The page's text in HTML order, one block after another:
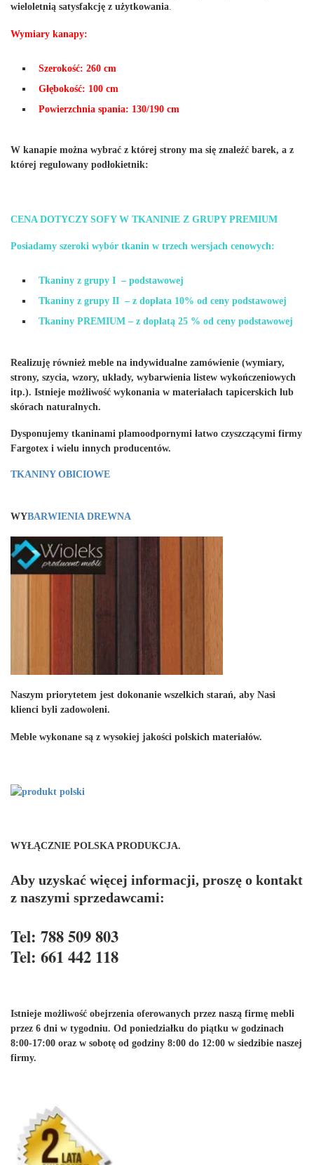
wieloletnią satysfakcję z użytkowania
Wymiary kanapy:
Szerokość: 260 cm
Głębokość: 100 cm
Powierzchnia spania: 130/190 cm
W kanapie można wybrać z której strony ma się znaleźć barek, a z
której regulowany podłokietnik:
CENA DOTYCZY SOFY W TKANINIE Z GRUPY PREMIUM
Posiadamy szeroki wybór tkanin w trzech wersjach cenowych:
Tkaniny z grupy I – podstawowej
Tkaniny z grupy II – z dopłata 10% od ceny podstawowej
Tkaniny PREMIUM – z dopłatą 25 % od ceny podstawowej
Realizuję również meble na indywidualne zamówienie (wymiary,
strony, szycia, wzory, układy, wybarwienia listew wykończeniowych
itp.). Istnieje możliwość wykonania w materiałach tapicerskich lub
skórach naturalnych.
Dysponujemy tkaninami plamoodpornymi łatwo czyszczącymi firmy
Fargotex i wielu innych producentów.
TKANINY OBICIOWE
WYBARWIENIA DREWNA
Naszym priorytetem jest dokonanie wszelkich starań, aby Nasi
klienci byli zadowoleni.
Meble wykonane są z wysokiej jakości polskich materiałów.
WYŁĄCZNIE POLSKA PRODUKCJA.
Aby uzyskać więcej informacji, proszę o kontakt
z naszymi sprzedawcami:
Tel: 788 509 803
Tel: 661 442 118
Istnieje możliwość obejrzenia oferowanych przez naszą firmę mebli
przez 6 dni w tygodniu. Od poniedziałku do piątku w godzinach
8:00-17:00 oraz w sobotę od godziny 8:00 do 12:00 w siedzibie naszej
firmy.